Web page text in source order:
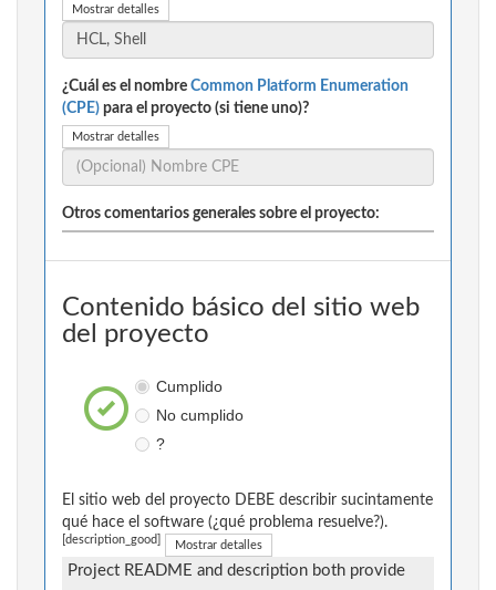
Mostrar detalles
¿Cuál es el nombre Common Platform Enumeration
(CPE) para el proyecto (si tiene uno)?
Mostrar detalles
Otros comentarios generales sobre el proyecto:
Contenido básico del sitio web
del proyecto
Cumplido
No cumplido
?
El sitio web del proyecto DEBE describir sucintamente
qué hace el software (¿qué problema resuelve?).
[description_good] Mostrar detalles
Project README and description both provide